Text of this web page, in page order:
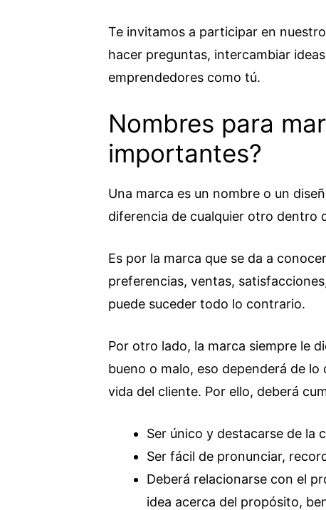
Te invitamos a participar en nuestro
hacer preguntas, intercambiar
emprendedores como tú.
Nombres para
importantes?
Una marca es un nombre o un
diferencia de cualquier otro dentro
Es por la marca que se da a
preferencias, ventas,
puede suceder todo lo contrario.
Por otro lado, la marca siempre le
bueno o malo, eso dependerá de
vida del cliente. Por ello, deberá
Ser único y destacarse de la
Ser fácil de pronunciar,
Deberá relacionarse con el
idea acerca del propósito,